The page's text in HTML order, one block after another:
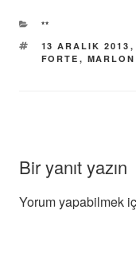
KATEGORILER
**
ETIKETLER
13 ARALIK 2013 ,
FORTE ,
Bir yanıt yazın
Yorum yapabilmek